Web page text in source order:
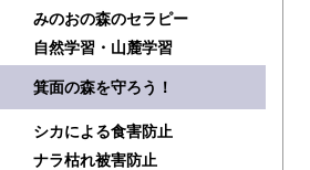
みのおの森のセラピー
自然学習・山麓学習
箕面の森を守ろう！
シカによる食害防止
ナラ枯れ被害防止